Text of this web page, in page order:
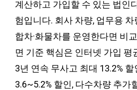
계산하고 가입할 수 있는 법인
험입니다. 회사 차량, 업무용 차
합차·화물차를 운영한다면 비
면 기준 핵심은 인터넷 가입 평
3년 연속 무사고 최대 13.2% 할
3.6~5.2% 할인, 다수차량 추가